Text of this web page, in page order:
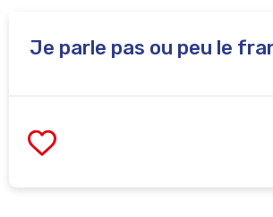
Je parle pas ou peu le